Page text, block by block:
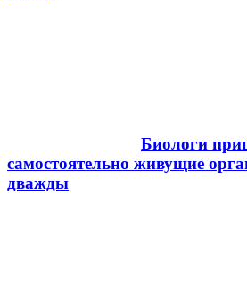
Биологи
самостоятельно живущие
дважды